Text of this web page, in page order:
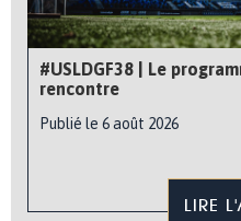
#USLDGF38 | Le
rencontre
Publié le 6 août 2026
LIRE